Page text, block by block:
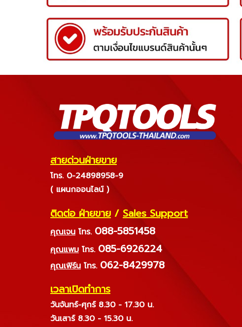
สายด่วนฝ่ายขาย
โทร. 0-24898958-9
( แผนกออนไลน์ )
ติดต่อ ฝ่ายขาย / Sales Support
คุณเจน โทร. 088-5851458
คุณแพม โทร. 085-6926224
คุณเฟิร์น โทร. 062-8429978
เวลาเปิดทำการ
วันจันทร์-ศุกร์ 8.30 - 17.30 น.
วันเสาร์ 8.30 - 15.30 น.